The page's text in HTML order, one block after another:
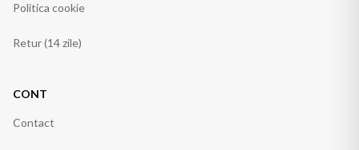
Politica cookie
Retur (14 zile)
CONT
Contact